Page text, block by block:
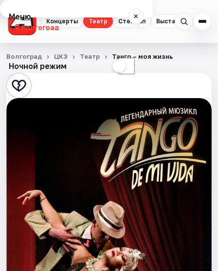
Концерты Театр Стендап Выставки
Меню ×
Волгоград
Концерты
Театр
Стендап
События
Площадки
Ночной режим ☾
Волгоград ЦКЗ Театр Танго – моя жизнь